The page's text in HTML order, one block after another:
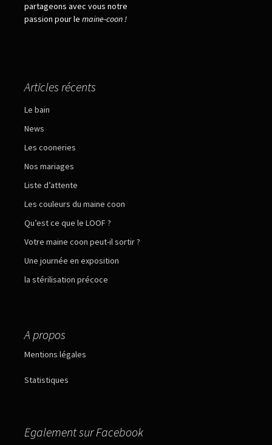
partageons avec vous notre
passion pour le maine-coon !
Articles récents
Le bain
News
Les cooneries
Nos mariages
Liste d’attente
Les couleurs du maine coon
Qu’est ce que le LOOF ?
Votre maine coon peut-il sortir ?
Une journée en exposition
la stérilisation précoce
A propos
Mentions légales
Statistiques
Egalement sur Facebook